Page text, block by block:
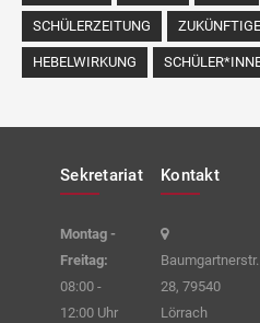
SCHÜLERZEITUNG ZUKÜNFTIGE
HEBELWIRKUNG
Sekretariat
Montag -
Freitag:
08:00 -
12:00 Uhr
Kontakt
Baumgartnerstr.
28, 79540
Lörrach